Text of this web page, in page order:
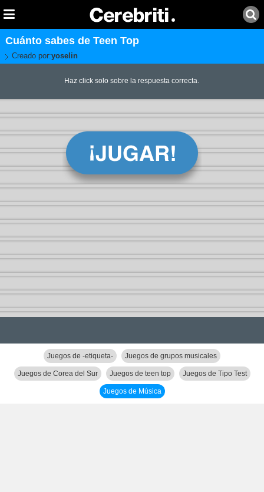
Cuánto sabes de Teen Top
Creado por:yoselin
Haz click solo sobre la respuesta correcta.
Juegos de -etiqueta- Juegos de grupos musicales
Juegos de Corea del Sur Juegos de teen top Juegos de Tipo Test
Juegos de Música